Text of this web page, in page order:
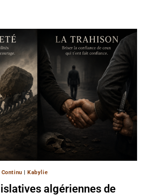
Continu Kabylie
algériennes de